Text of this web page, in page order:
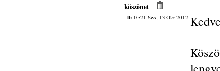
köszönet
~lb10:21 Szo, 13 Okt 2012